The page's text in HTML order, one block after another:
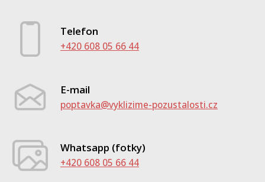
Telefon
+420 608 05 66 44
E-mail
poptavka@vyklizime-pozustalosti.cz
Whatsapp (fotky)
+420 608 05 66 44